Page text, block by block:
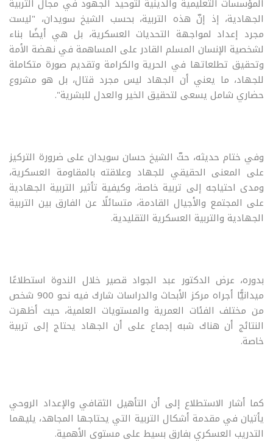
المؤسسات التعليمية والدينية لتوحيد الجهود في مجال التربية
الجهادية، إذ إنّ هذه التربية، بحسب الشيخ سويدان، "ليست
مجرد إعداد لمواجهة التحديات العسكرية، بل هي أيضًا بناء
لشخصية الإنسان المسلم القادر على المساهمة في نهضة الأمة
وتحقيق تطلعاتها في الحرية والكرامة وتقديم صورة متكاملة
للجهاد، ما يعني أن الجهاد ليس مجرد قتال، بل هو مشروع
حضاري شامل يسعى لتحقيق الخير والعدل للبشرية".
وفي ختام حديثه، حثّ الشيخ حسان سويدان على ضرورة التركيز
على المعنى الحقيقي للجهاد وعلاقته بالمقاومة العسكرية،
ومدى احتياجه إلى تربية خاصة، وكيفية تأثير التربية الجهادية
على المجتمع والأجيال القادمة، متسائلًا عن الفارق بين التربية
الجهادية والتربية العسكرية التقليدية.
بدوره، عرض الدكتور عبد الجواد قصير خلال الندوة استطلاعًا
ميدانيًّا أجراه مركز الأبحاث والدراسات شارك فيه نحو 900 شخص
من مختلف الفئات العمرية والمستويات العلمية، حيث أظهرت
النتائج أن هناك شبه إجماع على أن الجهاد يحتاج إلى تربية
خاصة.
كما أشار الاستطلاع إلى أن التأهيل الثقافي والإعداد الروحي
يأتيان في مقدمة أشكال التربية التي يحتاجها المجاهد، يليهما
التدريب العسكري بفارق بسيط على مستوى الأهمية.